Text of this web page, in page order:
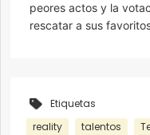
peores actos y la
rescatar a sus
Etiquetas
reality
talentos